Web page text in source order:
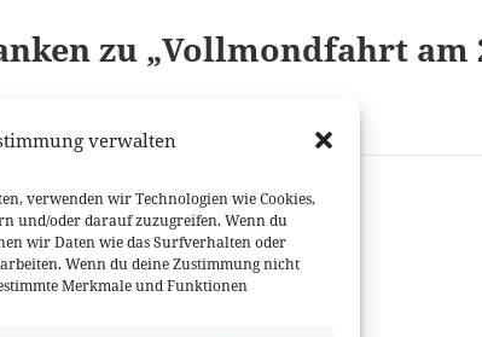
verwalten
verwenden wir Technologien wie Cookies,
und/oder darauf zuzugreifen. Wenn du
wir Daten wie das Surfverhalten oder
Wenn du deine Zustimmung nicht
Merkmale und Funktionen
zu „Vollmondfahrt am
Sebastiansagt:
Juni 24, 2021 um 1:10 p.m. Uhr
–